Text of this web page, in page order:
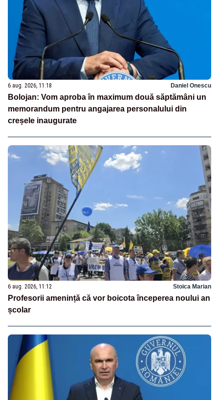
6 aug. 2026, 11:18 Daniel Onescu
Bolojan: Vom aproba în maximum două săptămâni un
memorandum pentru angajarea personalului din
creșele inaugurate
6 aug. 2026, 11:12 Stoica Marian
Profesorii amenință că vor boicota începerea noului an
școlar